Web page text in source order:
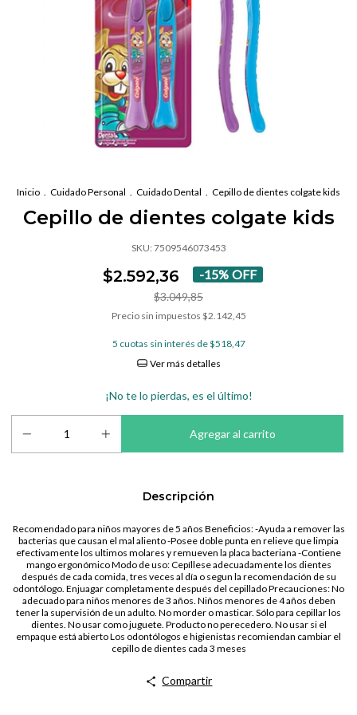
Inicio Cuidado Personal Cuidado Dental Cepillo de dientes colgate kids
Cepillo de dientes colgate kids
SKU: 7509546073453
$2.592,36 -15% OFF
$3.049,85
Precio sin impuestos $2.142,45
5 cuotas sin interés de$518,47
Ver más detalles
¡No te lo pierdas, es el último!
Descripción
Recomendado para niños mayores de 5 años Beneficios: -Ayuda a remover las
bacterias que causan el mal aliento -Posee doble punta en relieve que limpia
efectivamente los ultimos molares y remueven la placa bacteriana -Contiene
mango ergonómico Modo de uso: Cepíllese adecuadamente los dientes
después de cada comida, tres veces al día o segun la recomendación de su
odontólogo. Enjuagar completamente después del cepillado Precauciones: No
adecuado para niños menores de 3 años. Niños menores de 4 años deben
tener la supervisión de un adulto. No morder o masticar. Sólo para cepillar los
dientes. No usar como juguete. Producto no perecedero. No usar si el
empaque está abierto Los odontólogos e higienistas recomiendan cambiar el
cepillo de dientes cada 3 meses
Compartir